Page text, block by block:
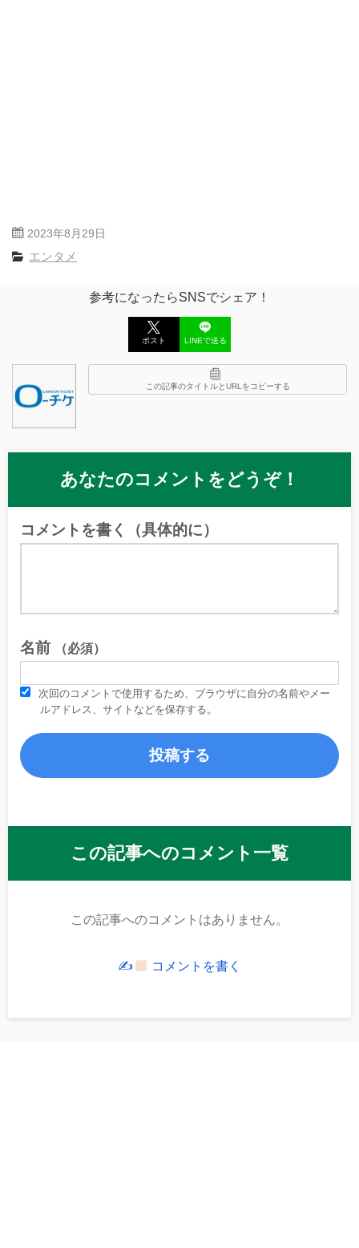
2023年8月29日
エンタメ
参考になったらSNSでシェア！
ポスト LINEで送る
この記事のタイトルとURLをコピーする
あなたのコメントをどうぞ！
コメントを書く（具体的に）
名前 （必須）
次回のコメントで使用するため、ブラウザに自分の名前やメー
ルアドレス、サイトなどを保存する。
この記事へのコメント一覧
この記事へのコメントはありません。
✍ コメントを書く